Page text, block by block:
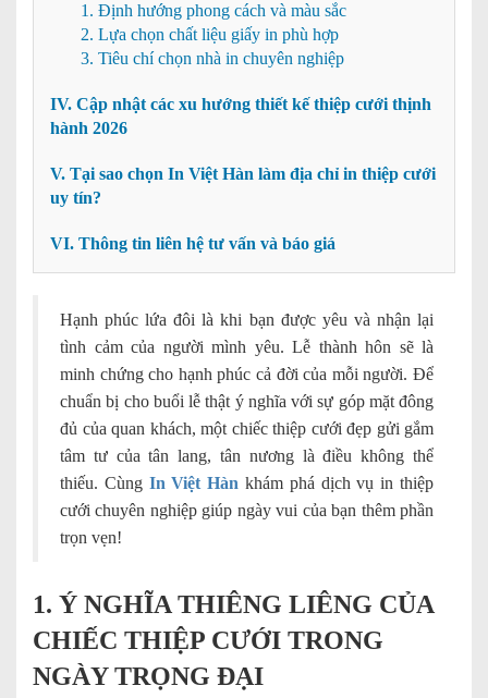
1. Định hướng phong cách và màu sắc
2. Lựa chọn chất liệu giấy in phù hợp
3. Tiêu chí chọn nhà in chuyên nghiệp
IV. Cập nhật các xu hướng thiết kế thiệp cưới thịnh
hành 2026
V. Tại sao chọn In Việt Hàn làm địa chỉ in thiệp cưới
uy tín?
VI. Thông tin liên hệ tư vấn và báo giá
Hạnh phúc lứa đôi là khi bạn được yêu và nhận lại
tình cảm của người mình yêu. Lễ thành hôn sẽ là
minh chứng cho hạnh phúc cả đời của mỗi người. Để
chuẩn bị cho buổi lễ thật ý nghĩa với sự góp mặt đông
đủ của quan khách, một chiếc thiệp cưới đẹp gửi gắm
tâm tư của tân lang, tân nương là điều không thể
thiếu. Cùng In Việt Hàn khám phá dịch vụ in thiệp
cưới chuyên nghiệp giúp ngày vui của bạn thêm phần
trọn vẹn!
1. Ý NGHĨA THIÊNG LIÊNG CỦA
CHIẾC THIỆP CƯỚI TRONG
NGÀY TRỌNG ĐẠI